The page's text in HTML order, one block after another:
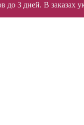
до 3 дней. В